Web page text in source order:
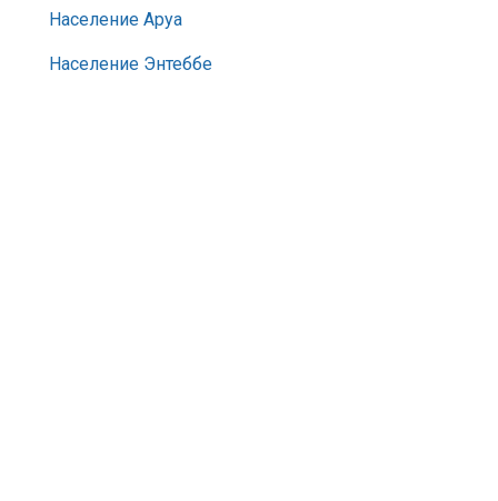
Население Аруа
Население Энтеббе